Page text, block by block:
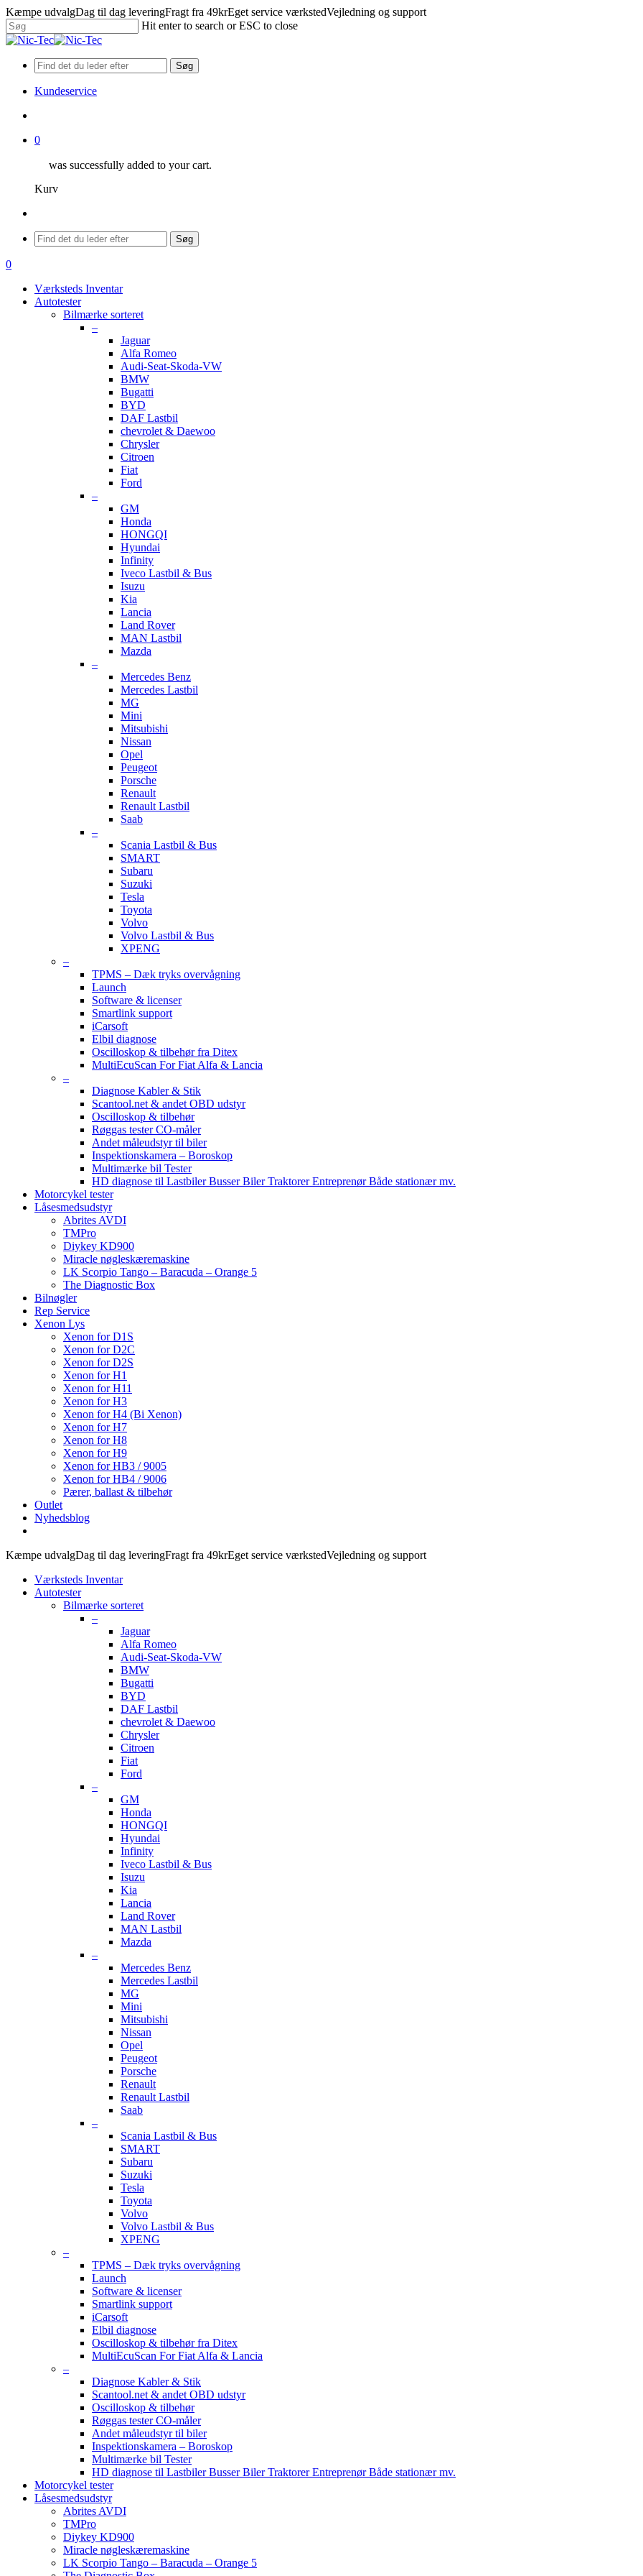
Skip
to
main
Kæmpe udvalgDag til dag leveringFragt fra 49krEget service værkstedVejledning og support
Hit enter to search or ESC to close
Close
Søg
Kundeservice
0
was successfully added to your cart.
Kurv
Menu
Søg
search
0
Værksteds Inventar
Autotester
Bilmærke sorteret
–
Jaguar
Alfa Romeo
Audi-Seat-Skoda-VW
BMW
Bugatti
BYD
DAF Lastbil
chevrolet & Daewoo
Chrysler
Citroen
Fiat
Ford
–
GM
Honda
HONGQI
Hyundai
Infinity
Iveco Lastbil & Bus
Isuzu
Kia
Lancia
Land Rover
MAN Lastbil
Mazda
–
Mercedes Benz
Mercedes Lastbil
MG
Mini
Mitsubishi
Nissan
Opel
Peugeot
Porsche
Renault
Renault Lastbil
Saab
–
Scania Lastbil & Bus
SMART
Subaru
Suzuki
Tesla
Toyota
Volvo
Volvo Lastbil & Bus
XPENG
–
TPMS – Dæk tryks overvågning
Launch
Software & licenser
Smartlink support
iCarsoft
Elbil diagnose
Oscilloskop & tilbehør fra Ditex
MultiEcuScan For Fiat Alfa & Lancia
–
Diagnose Kabler & Stik
Scantool.net & andet OBD udstyr
Oscilloskop & tilbehør
Røggas tester CO-måler
Andet måleudstyr til biler
Inspektionskamera – Boroskop
Multimærke bil Tester
HD diagnose til Lastbiler Busser Biler Traktorer Entreprenør Både stationær mv.
Motorcykel tester
Låsesmedsudstyr
Abrites AVDI
TMPro
Diykey KD900
Miracle nøgleskæremaskine
LK Scorpio Tango – Baracuda – Orange 5
The Diagnostic Box
Bilnøgler
Rep Service
Xenon Lys
Xenon for D1S
Xenon for D2C
Xenon for D2S
Xenon for H1
Xenon for H11
Xenon for H3
Xenon for H4 (Bi Xenon)
Xenon for H7
Xenon for H8
Xenon for H9
Xenon for HB3 / 9005
Xenon for HB4 / 9006
Pærer, ballast & tilbehør
Outlet
Nyhedsblog
Kæmpe udvalgDag til dag leveringFragt fra 49krEget service værkstedVejledning og support
Værksteds Inventar
Autotester
Bilmærke sorteret
–
Jaguar
Alfa Romeo
Audi-Seat-Skoda-VW
BMW
Bugatti
BYD
DAF Lastbil
chevrolet & Daewoo
Chrysler
Citroen
Fiat
Ford
–
GM
Honda
HONGQI
Hyundai
Infinity
Iveco Lastbil & Bus
Isuzu
Kia
Lancia
Land Rover
MAN Lastbil
Mazda
–
Mercedes Benz
Mercedes Lastbil
MG
Mini
Mitsubishi
Nissan
Opel
Peugeot
Porsche
Renault
Renault Lastbil
Saab
–
Scania Lastbil & Bus
SMART
Subaru
Suzuki
Tesla
Toyota
Volvo
Volvo Lastbil & Bus
XPENG
–
TPMS – Dæk tryks overvågning
Launch
Software & licenser
Smartlink support
iCarsoft
Elbil diagnose
Oscilloskop & tilbehør fra Ditex
MultiEcuScan For Fiat Alfa & Lancia
–
Diagnose Kabler & Stik
Scantool.net & andet OBD udstyr
Oscilloskop & tilbehør
Røggas tester CO-måler
Andet måleudstyr til biler
Inspektionskamera – Boroskop
Multimærke bil Tester
HD diagnose til Lastbiler Busser Biler Traktorer Entreprenør Både stationær mv.
Motorcykel tester
Låsesmedsudstyr
Abrites AVDI
TMPro
Diykey KD900
Miracle nøgleskæremaskine
LK Scorpio Tango – Baracuda – Orange 5